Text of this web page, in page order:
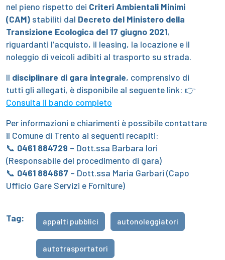
nel pieno rispetto dei Criteri Ambientali Minimi
(CAM) stabiliti dal Decreto del Ministero della
Transizione Ecologica del 17 giugno 2021,
riguardanti l’acquisto, il leasing, la locazione e il
noleggio di veicoli adibiti al trasporto su strada.
Il disciplinare di gara integrale, comprensivo di
tutti gli allegati, è disponibile al seguente link: 👉
Consulta il bando completo
Per informazioni e chiarimenti è possibile contattare
il Comune di Trento ai seguenti recapiti:
📞 0461 884729 – Dott.ssa Barbara Iori
(Responsabile del procedimento di gara)
📞 0461 884667 – Dott.ssa Maria Garbari (Capo
Ufficio Gare Servizi e Forniture)
Tag: appalti pubblici autonoleggiatori
autotrasportatori